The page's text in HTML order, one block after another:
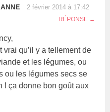
2 février 2014 à 17:42
RÉPONSE
vrai qu’il y a tellement de
et les légumes, ou
ou les légumes secs se
! ça donne bon goût aux